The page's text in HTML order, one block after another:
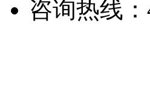
咨询热线